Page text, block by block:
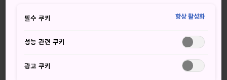
온센지 사원과 근처 산에 잠시 다녀오기
필수 쿠키 항상 활성화
성능 관련 쿠키
광고 쿠키